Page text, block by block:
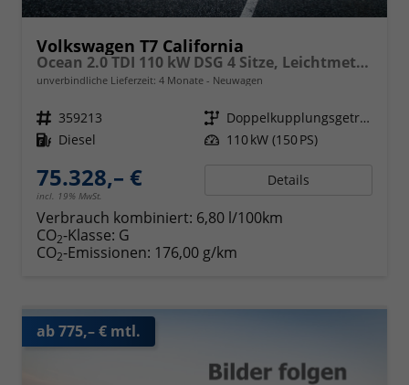
Volkswagen T7 California
Ocean 2.0 TDI 110 kW DSG 4 Sitze, Leichtmetallfelgen 18 Zoll "Toshima", Sommerküche, Markise mit Schiene und Gehäuse links, Standheizung, Klimaautomatik, 230V Batterieladestation, 5 Jahre Werksgarantie
unverbindliche Lieferzeit: 4 Monate Neuwagen
Fahrzeugnr. 359213 Getriebe
Doppelkupplungsgetriebe (DSG)
Kraftstoff Diesel Leistung 110 kW (150 PS)
75.328,– €
incl. 19% MwSt.
Details
Verbrauch kombiniert: 6,80 l/100km
CO2-Klasse: G
CO2-Emissionen: 176,00 g/km
ab 775,– € mtl.